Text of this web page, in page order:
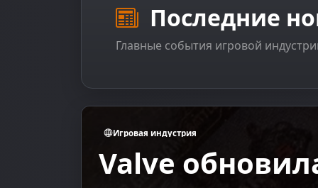
Последние
Главные события игровой
Игровая индустрия
Цена